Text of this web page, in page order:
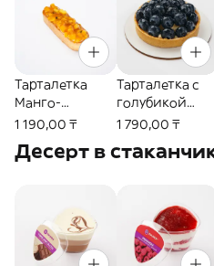
Тарталетка
Манго-
маракуйя (90г)
1 190,00 ₸
Тарталетка с
голубикой
(90г)
1 790,00 ₸
Десерт в